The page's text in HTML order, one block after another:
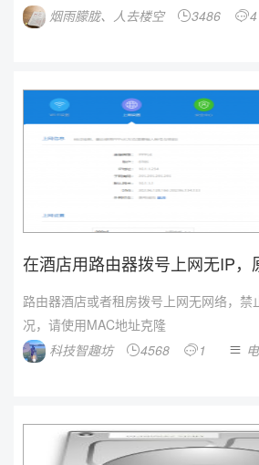
烟雨朦胧、人去楼空
3486 4
在酒店用路由器拨号上网无IP，
路由器酒店或者租房拨号上网无网络，禁
况，请使用MAC地址克隆
科技智趣坊
4568 1 